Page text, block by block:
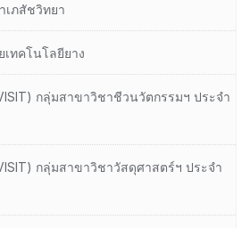
เภสัชวิทยา
เทคโนโลยียาง
กลุ่มสาขาวิชาชีวนวัตกรรมฯ ประจํา
กลุ่มสาขาวิชาวัสดุศาสตร์ฯ ประจํา